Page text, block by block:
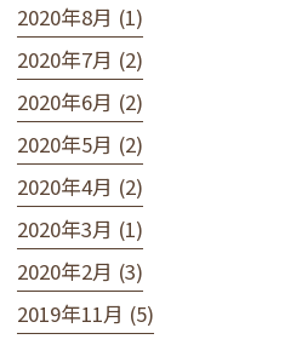
2020年8月 (1)
2020年7月 (2)
2020年6月 (2)
2020年5月 (2)
2020年4月 (2)
2020年3月 (1)
2020年2月 (3)
2019年11月 (5)